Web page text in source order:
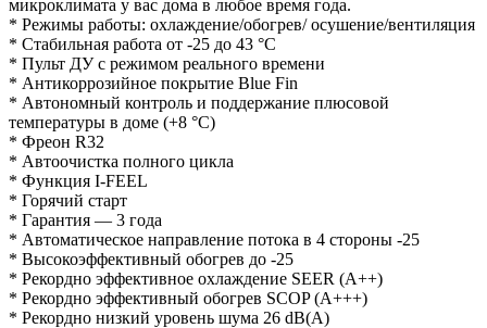
микроклимата у вас дома в любое время года.
* Режимы работы: охлаждение/обогрев/ осушение/вентиляция
* Стабильная работа от -25 до 43 °C
* Пульт ДУ с режимом реального времени
* Антикоррозийное покрытие Blue Fin
* Автономный контроль и поддержание плюсовой
температуры в доме (+8 °C)
* Фреон R32
* Автоочистка полного цикла
* Функция I-FEEL
* Горячий старт
* Гарантия — 3 года
* Автоматическое направление потока в 4 стороны -25
* Высокоэффективный обогрев до -25
* Рекордно эффективное охлаждение SEER (A++)
* Рекордно эффективный обогрев SCOP (A+++)
* Рекордно низкий уровень шума 26 dB(A)